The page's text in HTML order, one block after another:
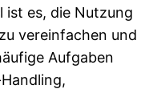
ist es, die Nutzung
vereinfachen und
Aufgaben